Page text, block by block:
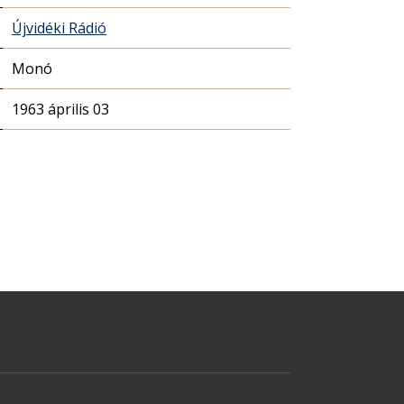
Újvidéki Rádió
Monó
1963 április 03